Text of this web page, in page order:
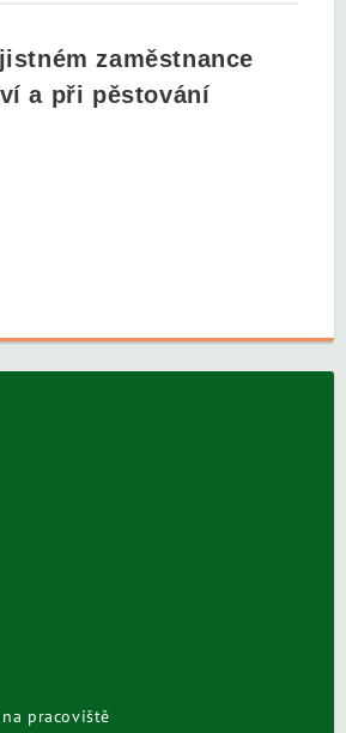
zaměstnance
a při pěstování
pracoviště